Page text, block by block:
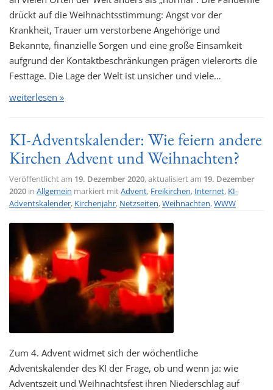
drückt auf die Weihnachtsstimmung: Angst vor der
Krankheit, Trauer um verstorbene Angehörige und
Bekannte, finanzielle Sorgen und eine große Einsamkeit
aufgrund der Kontaktbeschränkungen prägen vielerorts die
Festtage. Die Lage der Welt ist unsicher und viele…
weiterlesen »
KI-Adventskalender: Wie feiern andere
Kirchen Advent und Weihnachten?
Veröffentlicht am 19. Dezember 2020, aktualisiert am 19. Dezember
2020 in Allgemein markiert mitAdvent, Freikirchen, Internet, KI-
Adventskalender, Kirchenjahr, Netzseiten,Weihnachten,WWW
Zum 4. Advent widmet sich der wöchentliche
Adventskalender des KI der Frage, ob und wenn ja: wie
Adventszeit und Weihnachtsfest ihren Niederschlag auf